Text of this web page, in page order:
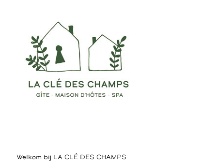
Welkom bij LA CLÉ DES CHAMPS